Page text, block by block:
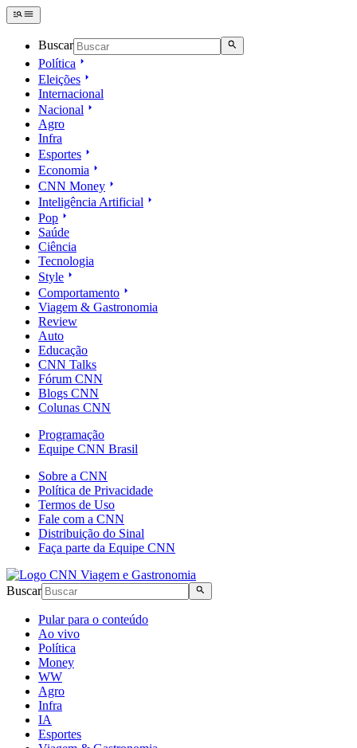
Buscar
Política
Eleições
Internacional
Nacional
Agro
Infra
Esportes
Economia
CNN Money
Inteligência Artificial
Pop
Saúde
Ciência
Tecnologia
Style
Comportamento
Viagem & Gastronomia
Review
Auto
Educação
CNN Talks
Fórum CNN
Blogs CNN
Colunas CNN
Programação
Equipe CNN Brasil
Sobre a CNN
Política de Privacidade
Termos de Uso
Fale com a CNN
Distribuição do Sinal
Faça parte da Equipe CNN
Buscar
Pular para o conteúdo
Ao vivo
Política
Money
WW
Agro
Infra
IA
Esportes